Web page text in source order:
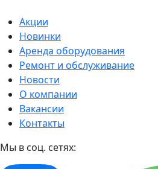
Акции
Новинки
Аренда оборудования
Ремонт и обслуживание
Новости
О компании
Вакансии
Контакты
Мы в соц. сетях: